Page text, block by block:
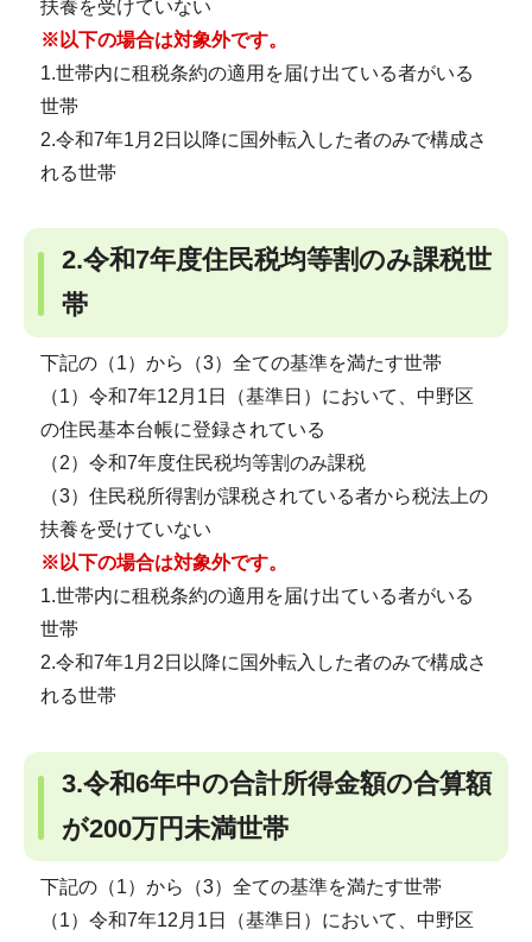
扶養を受けていない
※以下の場合は対象外です。
1.世帯内に租税条約の適用を届け出ている者がいる
世帯
2.令和7年1月2日以降に国外転入した者のみで構成さ
れる世帯
2.令和7年度住民税均等割のみ課税世
帯
下記の（1）から（3）全ての基準を満たす世帯
（1）令和7年12月1日（基準日）において、中野区
の住民基本台帳に登録されている
（2）令和7年度住民税均等割のみ課税
（3）住民税所得割が課税されている者から税法上の
扶養を受けていない
※以下の場合は対象外です。
1.世帯内に租税条約の適用を届け出ている者がいる
世帯
2.令和7年1月2日以降に国外転入した者のみで構成さ
れる世帯
3.令和6年中の合計所得金額の合算額
が200万円未満世帯
下記の（1）から（3）全ての基準を満たす世帯
（1）令和7年12月1日（基準日）において、中野区